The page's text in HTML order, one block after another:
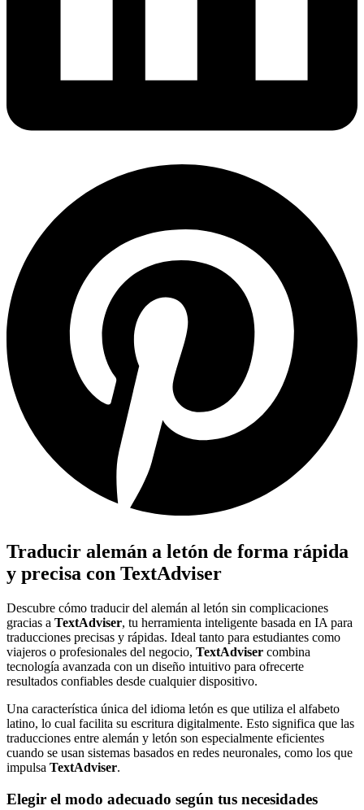
Traducir alemán a letón de forma rápida
y precisa con TextAdviser
Descubre cómo traducir del alemán al letón sin complicaciones
gracias a TextAdviser, tu herramienta inteligente basada en IA para
traducciones precisas y rápidas. Ideal tanto para estudiantes como
viajeros o profesionales del negocio, TextAdviser combina
tecnología avanzada con un diseño intuitivo para ofrecerte
resultados confiables desde cualquier dispositivo.
Una característica única del idioma letón es que utiliza el alfabeto
latino, lo cual facilita su escritura digitalmente. Esto significa que las
traducciones entre alemán y letón son especialmente eficientes
cuando se usan sistemas basados en redes neuronales, como los que
impulsa TextAdviser.
Elegir el modo adecuado según tus necesidades